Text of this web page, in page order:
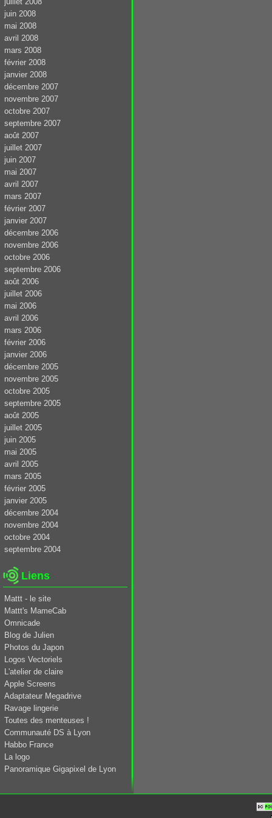
juin 2008
mai 2008
avril 2008
mars 2008
février 2008
janvier 2008
décembre 2007
novembre 2007
octobre 2007
septembre 2007
août 2007
juillet 2007
juin 2007
mai 2007
avril 2007
mars 2007
février 2007
janvier 2007
décembre 2006
novembre 2006
octobre 2006
septembre 2006
août 2006
juillet 2006
mai 2006
avril 2006
mars 2006
février 2006
janvier 2006
décembre 2005
novembre 2005
octobre 2005
septembre 2005
août 2005
juillet 2005
juin 2005
mai 2005
avril 2005
mars 2005
février 2005
janvier 2005
décembre 2004
novembre 2004
octobre 2004
septembre 2004
Liens
Mattt - le site
Mattt's MameCab
Omnicade
Blog de Julien
Photos du Japon
Logos Vectoriels
L'atelier de claire
Apple Screens
Adaptateur Megadrive
Ravage lingerie
Toutes des menteuses !
Communauté DS à Lyon
Habbo France
La logo
Panoramique Gigapixel de Lyon